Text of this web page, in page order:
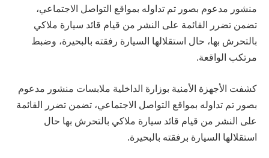
منشور مدعوم بصور تم تداوله بمواقع التواصل الاجتماعي،
تضمن تضرر القائمة على النشر من قيام قائد سيارة ملاكي
بالتحرش بها، حال استقلالها السيارة رفقته بالبحيرة، وضبط
مرتكب الواقعة.
كشفت الأجهزة الأمنية بوزارة الداخلية ملابسات منشور مدعوم
بصور تم تداوله بمواقع التواصل الاجتماعي، تضمن تضرر القائمة
على النشر من قيام قائد سيارة ملاكي بالتحرش بها حال
استقلالها السيارة برفقته بالبحيرة.